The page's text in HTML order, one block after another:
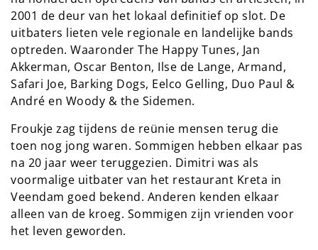
2001 de deur van het lokaal definitief op slot. De
uitbaters lieten vele regionale en landelijke bands
optreden. Waaronder The Happy Tunes, Jan
Akkerman, Oscar Benton, Ilse de Lange, Armand,
Safari Joe, Barking Dogs, Eelco Gelling, Duo Paul &
André en Woody & the Sidemen.
Froukje zag tijdens de reünie mensen terug die
toen nog jong waren. Sommigen hebben elkaar pas
na 20 jaar weer teruggezien. Dimitri was als
voormalige uitbater van het restaurant Kreta in
Veendam goed bekend. Anderen kenden elkaar
alleen van de kroeg. Sommigen zijn vrienden voor
het leven geworden.